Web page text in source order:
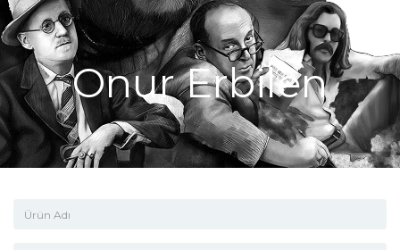
Onur Erbilen